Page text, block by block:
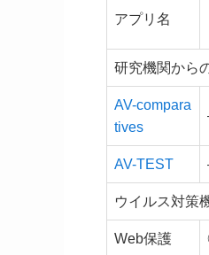
アプリ名
研究機関から
AV-compara
tives
AV-TEST
ウイルス対策
Web保護